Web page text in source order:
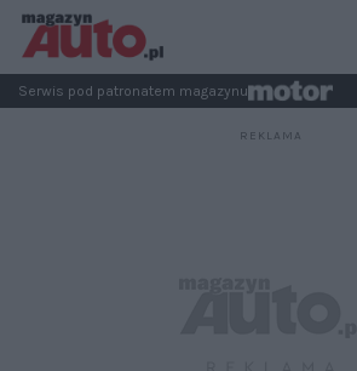
Serwis pod patronatem magazynu